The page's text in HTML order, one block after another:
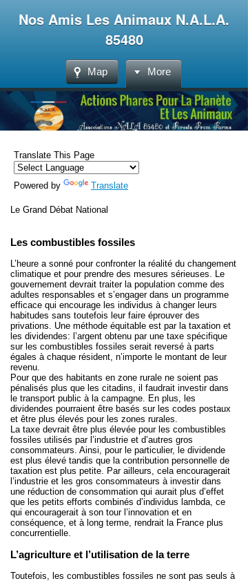
Nos Amis Les Animaux N.A.L.A.
85480
Map More
Translate This Page
Powered by Translate
Le Grand Débat National
Les combustibles fossiles
L’heure a sonné pour confronter la réalité du changement
climatique et pour prendre des mesures sérieuses. Le
gouvernement devrait traiter la population comme des
adultes responsables et s’engager dans un programme
efficace qui encourage les individus à changer leurs
habitudes sans toutefois leur faire éprouver des
privations. Une méthode équitable est par la taxation et
les dividendes: l’argent obtenu par une taxe spécifique
sur les combustibles fossiles serait reversé à parts
égales à chaque résident, n’importe le montant de leur
revenu.
Pour que des habitants en zone rurale ne soient pas
pénalisés plus que les citadins, il faudrait investir dans
le transport public à la campagne . En plus, les
dividendes pourraient être basés sur les codes postaux
et être plus élevés pour les zones rurales.
La taxe devrait être plus élevée pour les combustibles
fossiles utilisés par l’industrie et d’autres gros
consommateurs. Ainsi, pour le particulier, le dividende
est plus élevé tandis que la contribution personnelle de
taxation est plus petite. Par ailleurs, cela encouragerait
l’industrie et les gros consommateurs à investir dans
une réduction de consommation qui aurait plus d’effet
que les petits efforts combinés d’individus lambda, ce
qui encouragerait à son tour l’innovation et en
conséquence, et à long terme, rendrait la France plus
concurrentielle.
L’agriculture et l’utilisation de la terre
Toutefois, les combustibles fossiles ne sont pas seuls à